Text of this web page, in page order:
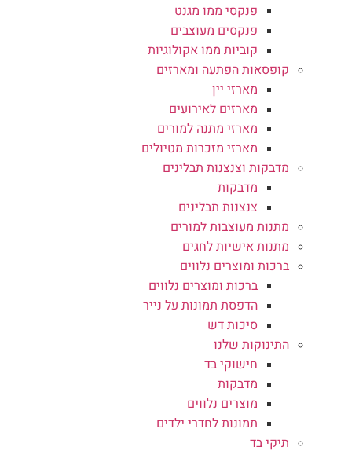
פנקסי ממו מגנט
פנקסים מעוצבים
קוביות ממו אקולוגיות
קופסאות הפתעה ומארזים
מארזי יין
מארזים לאירועים
מארזי מתנה למורים
מארזי מזכרות מטיולים
מדבקות וצנצנות תבלינים
מדבקות
צנצנות תבלינים
מתנות מעוצבות למורים
מתנות אישיות לחגים
ברכות ומוצרים נלווים
ברכות ומוצרים נלווים
הדפסת תמונות על נייר
סיכות דש
התינוקות שלנו
חישוקי בד
מדבקות
מוצרים נלווים
תמונות לחדרי ילדים
תיקי בד